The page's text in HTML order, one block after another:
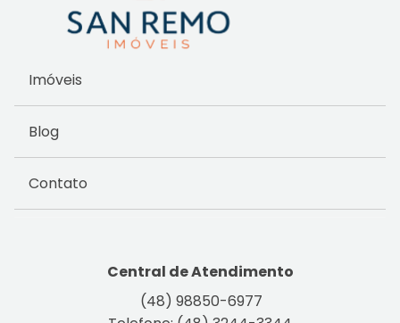
Imóveis
Blog
Contato
Central de Atendimento
(48) 98850-6977